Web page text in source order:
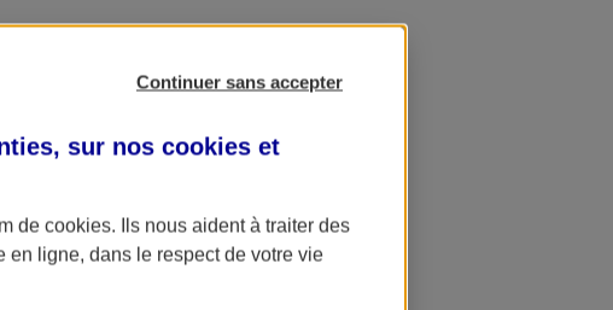
Continuer sans accepter
sur nos cookies et
de cookies. Ils nous aident à traiter des
en ligne, dans le respect de votre vie